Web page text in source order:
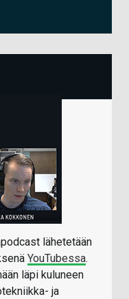
lähetetään
YouTubessa.
läpi kuluneen
ja